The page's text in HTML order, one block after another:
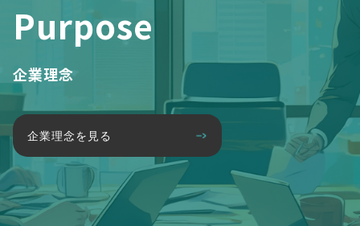
Purpose
企業理念
企業理念を見る